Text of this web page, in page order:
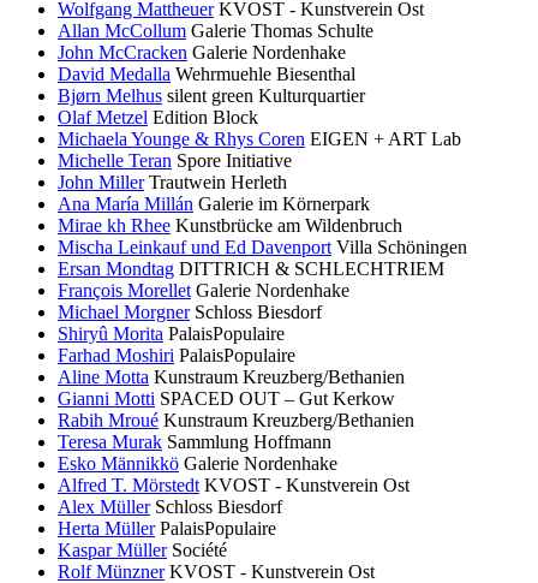
Wolfgang Mattheuer KVOST - Kunstverein Ost
Allan McCollum Galerie Thomas Schulte
John McCracken Galerie Nordenhake
David Medalla Wehrmuehle Biesenthal
Bjørn Melhus silent green Kulturquartier
Olaf Metzel Edition Block
Michaela Younge & Rhys Coren EIGEN + ART Lab
Michelle Teran Spore Initiative
John Miller Trautwein Herleth
Ana María Millán Galerie im Körnerpark
Mirae kh Rhee Kunstbrücke am Wildenbruch
Mischa Leinkauf und Ed Davenport Villa Schöningen
Ersan Mondtag DITTRICH & SCHLECHTRIEM
François Morellet Galerie Nordenhake
Michael Morgner Schloss Biesdorf
Shiryû Morita PalaisPopulaire
Farhad Moshiri PalaisPopulaire
Aline Motta Kunstraum Kreuzberg/Bethanien
Gianni Motti SPACED OUT – Gut Kerkow
Rabih Mroué Kunstraum Kreuzberg/Bethanien
Teresa Murak Sammlung Hoffmann
Esko Männikkö Galerie Nordenhake
Alfred T. Mörstedt KVOST - Kunstverein Ost
Alex Müller Schloss Biesdorf
Herta Müller PalaisPopulaire
Kaspar Müller Société
Rolf Münzner KVOST - Kunstverein Ost